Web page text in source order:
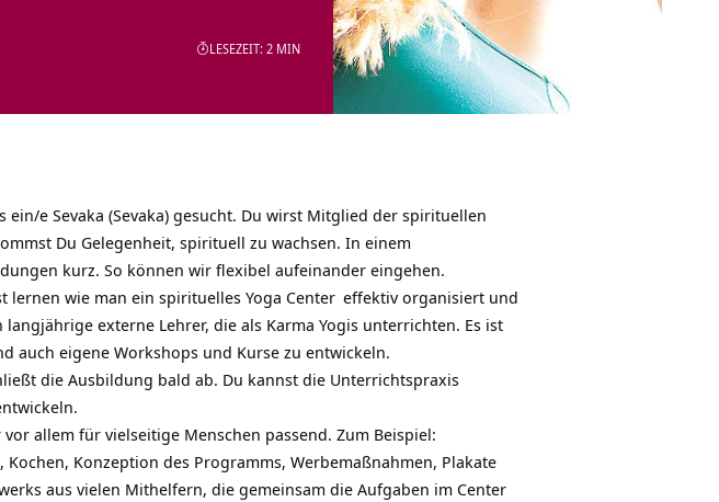
LESEZEIT: 2 MIN
ein/e Sevaka (Sevaka) gesucht. Du wirst Mitglied der spirituellen
Du Gelegenheit, spirituell zu wachsen. In einem
kurz. So können wir flexibel aufeinander eingehen.
lernen wie man ein spirituelles Yoga Center effektiv organisiert und
externe Lehrer, die als Karma Yogis unterrichten. Es ist
auch eigene Workshops und Kurse zu entwickeln.
die Ausbildung bald ab. Du kannst die Unterrichtspraxis
allem für vielseitige Menschen passend. Zum Beispiel:
Konzeption des Programms, Werbemaßnahmen, Plakate
aus vielen Mithelfern, die gemeinsam die Aufgaben im Center